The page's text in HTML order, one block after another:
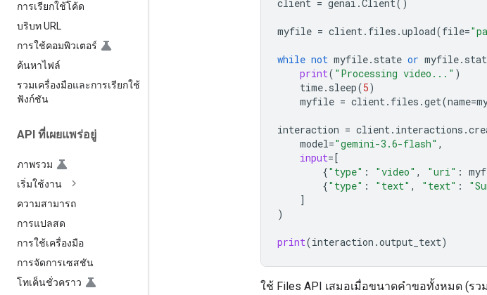
การเรียกใช้โค้ด
บริบท URL
การใช้คอมพิวเตอร์
ค้นหาไฟล์
รวมเครื่องมือและการเรียกใช้
ฟังก์ชัน
API ที่เผยแพร่อยู่
ภาพรวม
เริ่มใช้งาน
ความสามารถ
การแปลสด
การใช้เครื่องมือ
การจัดการเซสชัน
โทเค็นชั่วคราว
client = genai .Client()
myfile = client. files .upload(file=
while not myfile. state or myfile.
print( "Processing video..." )
time. sleep(5)
myfile = client. files .get(name=
interaction = client. interactions .
model="gemini-3.6-flash" ,
input=[
{"type" : "video" , "uri" :
{"type" : "text" , "text" :
]
)
print(interaction .output_text)
ใช้ Files API เสมอเมื่อขนาดคำขอทั้งหมด (ร